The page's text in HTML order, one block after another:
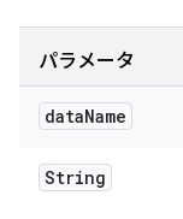
パラメータ
dataName
String